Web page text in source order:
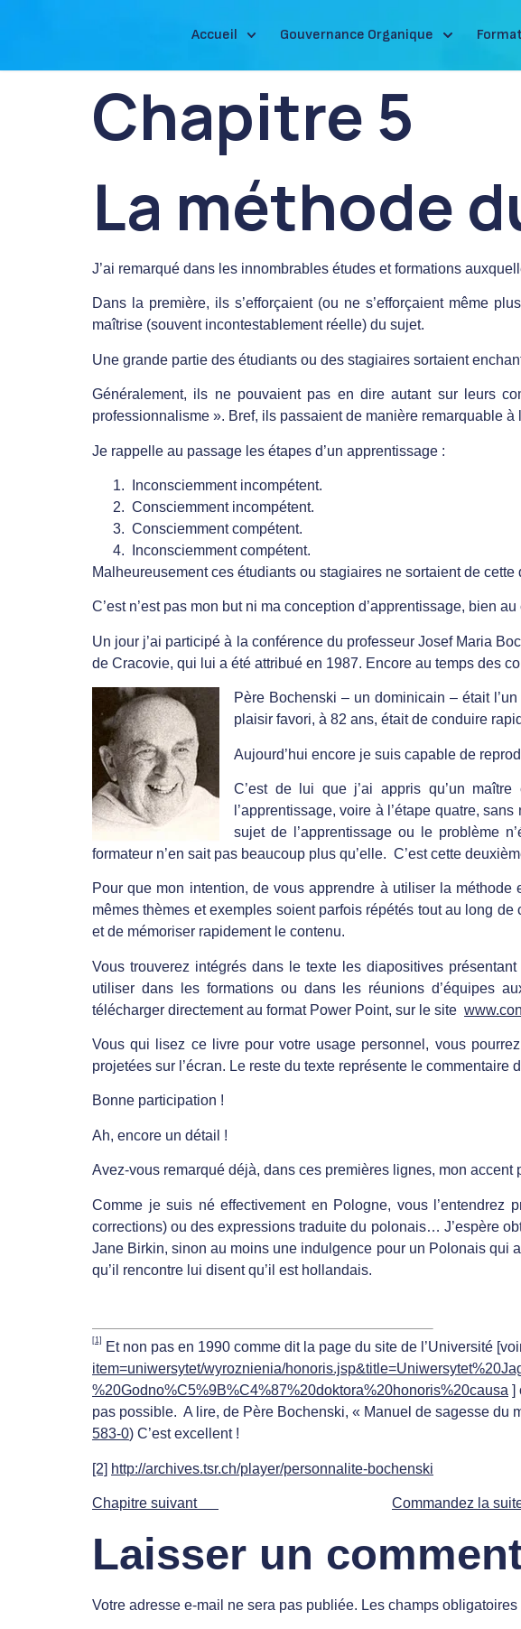
Accueil Gouvernance Organique
Chapitre 5
La méthode
J’ai remarqué dans les innombrables études et formations
Dans la première, ils s’efforçaient (ou ne s’efforçaient même
maîtrise (souvent incontestablement réelle) du sujet.
Une grande partie des étudiants ou des stagiaires sortaient
Généralement, ils ne pouvaient pas en dire autant sur leurs
professionnalisme ». Bref, ils passaient de manière remarquable
Je rappelle au passage les étapes d’un apprentissage :
Inconsciemment incompétent.
Consciemment incompétent.
Consciemment compétent.
Inconsciemment compétent.
Malheureusement ces étudiants ou stagiaires ne sortaient de
C’est n’est pas mon but ni ma conception d’apprentissage, bien
Un jour j’ai participé à la conférence du professeur Josef Maria
de Cracovie, qui lui a été attribué en 1987. Encore au temps des
Père Bochenski – un dominicain – était
plaisir favori, à 82 ans, était de conduire
Aujourd’hui encore je suis capable de
C’est de lui que j’ai appris qu’un
l’apprentissage, voire à l’étape quatre,
sujet de l’apprentissage ou le problème
formateur n’en sait pas beaucoup plus qu’elle. C’est cette
Pour que mon intention, de vous apprendre à utiliser la
mêmes thèmes et exemples soient parfois répétés tout au long
et de mémoriser rapidement le contenu.
Vous trouverez intégrés dans le texte les diapositives
utiliser dans les formations ou dans les réunions d’équipes
télécharger directement au format Power Point, sur le site
Vous qui lisez ce livre pour votre usage personnel, vous
projetées sur l’écran. Le reste du texte représente le commentaire
Bonne participation !
Ah, encore un détail !
Avez-vous remarqué déjà, dans ces premières lignes, mon accent
Comme je suis né effectivement en Pologne, vous
corrections) ou des expressions traduite du polonais… J’espère
Jane Birkin, sinon au moins une indulgence pour un Polonais qui
qu’il rencontre lui disent qu’il est hollandais.
[1] Et non pas en 1990 comme dit la page du site de l’Université
item=uniwersytet/wyroznienia/
%20Godno%C5%9B%C4%87%20doktora%20honoris%20causa ]
pas possible. A lire, de Père Bochenski, « Manuel de sagesse du
583-0) C’est excellent !
[2] http://archives.tsr.ch/player/personnalite-bochenski
Chapitre suivant Commandez la
Laisser un
Votre adresse e-mail ne sera pas publiée. Les champs